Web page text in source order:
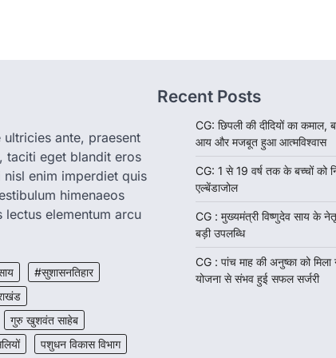
ante, praesent
taciti eget blandit eros
enim imperdiet quis
himenaeos
elementum arcu
#सुशासनतिहार
गुरु खुशवंत साहेब
पशुधन विकास विभाग
Recent Posts
CG: छिपली की दीदियों का कमाल,
आय और मजबूत हुआ आत्मविश्वास
CG: 1 से 19 वर्ष तक के बच्चों को
एल्बेंडाजोल
CG : मुख्यमंत्री विष्णुदेव साय के
बड़ी उपलब्धि
CG : पांच माह की अनुष्का को मिला
योजना से संभव हुई सफल सर्जरी